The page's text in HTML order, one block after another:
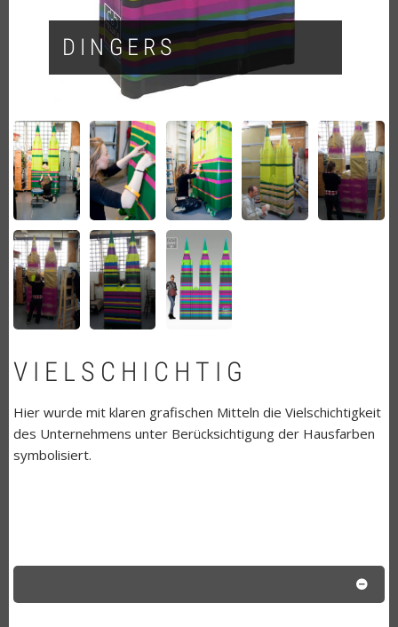
DINGERS
VIELSCHICHTIG
Hier wurde mit klaren grafischen Mitteln die Vielschichtigkeit
des Unternehmens unter Berücksichtigung der Hausfarben
symbolisiert.